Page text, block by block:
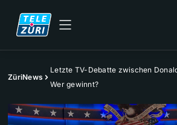
ZüriNews
Letzte TV-Debatte zwischen
Wer gewinnt?